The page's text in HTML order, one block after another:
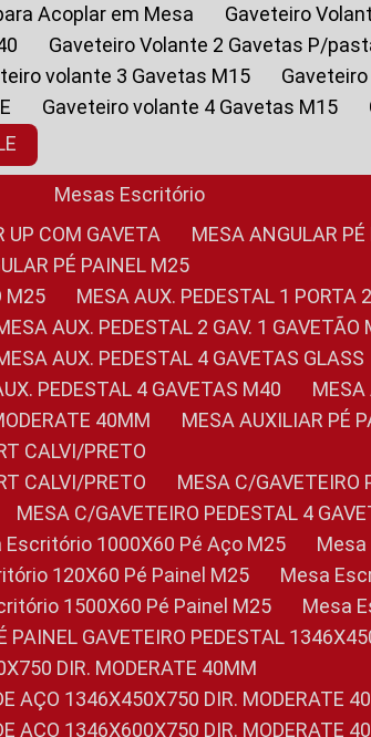
Acoplar em Mesa
Gaveteiro
Gaveteiro Volante 2 Gavetas P/
volante 3 Gavetas M15
Gaveteiro volante 4 Gavetas M15
Mesas Escritório
UP COM GAVETA
MESA ANGULAR
PÉ PAINEL M25
M25
MESA AUX. PEDESTAL 1
MESA AUX. PEDESTAL 2 GAV. 1 GAVETÃO
MESA AUX. PEDESTAL 4 GAVETAS GLASS
AUX. PEDESTAL 4 GAVETAS M40
40MM
MESA AUXILIAR PÉ
CALVI/PRETO
CALVI/PRETO
MESA C/
MESA C/GAVETEIRO PEDESTAL 4
Escritório 1000X60 Pé Aço M25
120X60 Pé Painel M25
Mesa
1500X60 Pé Painel M25
Mesa
PAINEL GAVETEIRO PEDESTAL
DIR. MODERATE 40MM
AÇO 1346X450X750 DIR. MODERATE
AÇO 1346X600X750 DIR. MODERATE